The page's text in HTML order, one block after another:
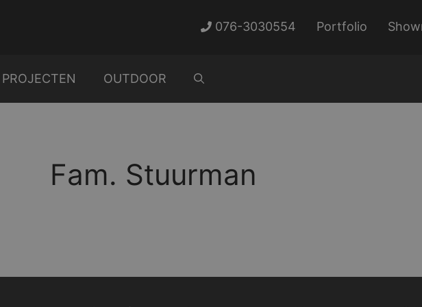
076-3030554 Portfolio
PROJECTEN OUTDOOR
Fam. Stuurman